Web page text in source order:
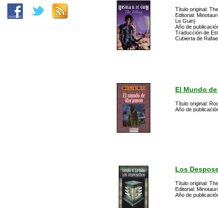
Título original:
Editorial:
Le Guin)
Año de
Traducción de
Cubierta de
El Mundo
Título original:
Año de
Los
Título original:
Editorial:
Año de